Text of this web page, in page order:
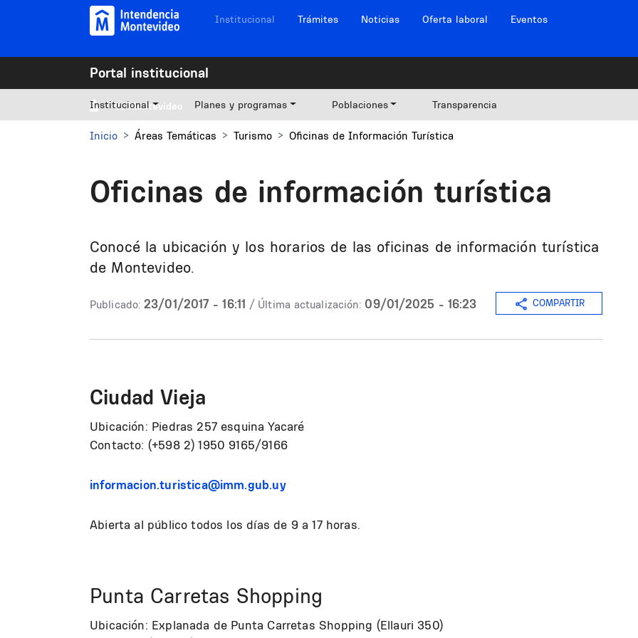
Pasar al contenido principal Navegación sitios
Institucional Trámites Noticias Oferta laboral Eventos
Portal institucional
Mi Montevideo
Institucional Planes y programas Poblaciones Transparencia
Inicio Áreas Temáticas Turismo Oficinas de Información Turística
Oficinas de información turística
Conocé la ubicación y los horarios de las oficinas de información turística
de Montevideo.
Publicado: 23/01/2017 - 16:11 / Última actualización: 09/01/2025 - 16:23 COMPARTIR
Ciudad Vieja
Ubicación: Piedras 257 esquina Yacaré
Contacto: (+598 2) 1950 9165/9166
informacion.turistica@imm.gub.uy
Abierta al público todos los días de 9 a 17 horas.
Punta Carretas Shopping
Ubicación: Explanada de Punta Carretas Shopping (Ellauri 350)